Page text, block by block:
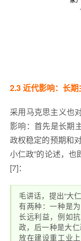
2.3 近代影响：长
采用马克思主义也
影响：首先是长期
政权稳定的预期和
小仁政”的论述，
[7]：
毛讲话，提出“大
有两种：一种是
长远利益，例如
政，后一种是大仁
放在建设重工业